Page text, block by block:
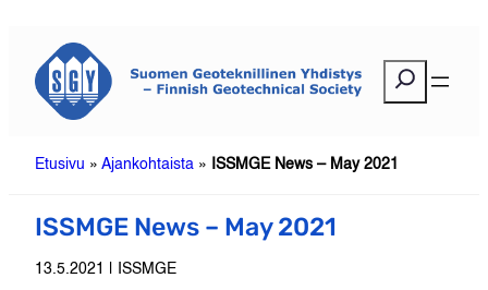
sisältöön
Etusivu » Ajankohtaista » ISSMGE News – May 2021
ISSMGE News – May 2021
13.5.2021 | ISSMGE